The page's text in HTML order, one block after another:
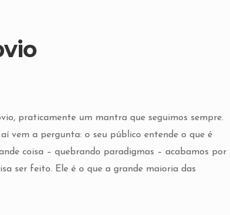
praticamente um mantra que seguimos sempre.
vem a pergunta: o seu público entende o que é
coisa – quebrando paradigmas – acabamos por
ser feito. Ele é o que a grande maioria das